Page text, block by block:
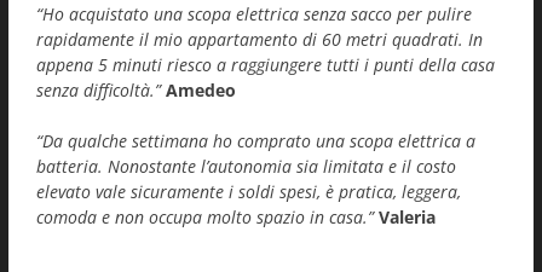
“Ho acquistato una scopa elettrica senza sacco per pulire
rapidamente il mio appartamento di 60 metri quadrati. In
appena 5 minuti riesco a raggiungere tutti i punti della casa
senza difficoltà.” Amedeo
“Da qualche settimana ho comprato una scopa elettrica a
batteria. Nonostante l’autonomia sia limitata e il costo
elevato vale sicuramente i soldi spesi, è pratica, leggera,
comoda e non occupa molto spazio in casa.” Valeria